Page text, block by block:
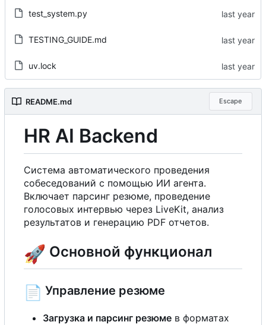
test_system.py
TESTING_GUIDE.md
uv.lock
README.md Escape
HR AI Backend
Система автоматического проведения
собеседований с помощью ИИ агента.
Включает парсинг резюме, проведение
голосовых интервью через LiveKit, анализ
результатов и генерацию PDF отчетов.
🚀 Основной функционал
📄 Управление резюме
Загрузка и парсинг резюме в форматах